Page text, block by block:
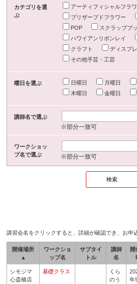
カテゴリを選
ぶ
アーティフィシャルフラ
プリザーブドフラワー
POP
スクラップブ
ハワイアンリボンレイ
クラフト
ディスプ
その他手芸・工芸
曜日を選ぶ 日曜日 月曜日
木曜日
金曜日
講師名で選ぶ
※部分一致可
ワークショッ
プ名で選ぶ
※部分一致可
講習会名をクリックすると、詳細が確認でき、お申
開催場所
▲
ワークショ
ップ名
サブタイ
トル
講師
名
開
シモジマ
心斎橋店
基礎クラス
くら
のう
年